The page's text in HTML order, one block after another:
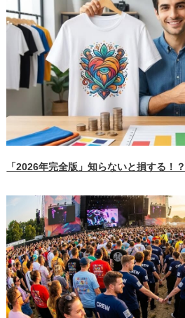
「2026年完全版」知らないと損する！